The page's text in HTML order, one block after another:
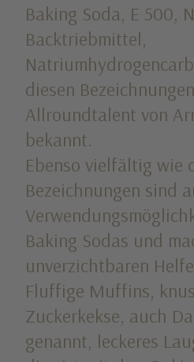
Baking Soda, E 500,
Backtriebmittel,
diesen
Allroundtalent von
bekannt.
Ebenso vielfältig wie
Bezeichnungen sind
Baking Sodas und
unverzichtbaren
Fluffige Muffins,
Zuckerkekse, auch
genannt, leckeres